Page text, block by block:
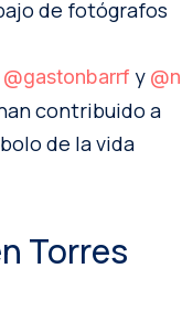
de fotógrafos
@gastonbarrf y
contribuido a
de la vida
Torres